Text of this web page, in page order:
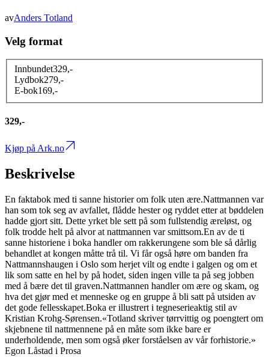
avAnders Totland
Velg format
Innbundet329,-
Lydbok279,-
E-bok169,-
329,-
Kjøp på Ark.no
Beskrivelse
En faktabok med ti sanne historier om folk uten ære.Nattmannen var
han som tok seg av avfallet, flådde hester og ryddet etter at bøddelen
hadde gjort sitt. Dette yrket ble sett på som fullstendig æreløst, og
folk trodde helt på alvor at nattmannen var smittsom.En av de ti
sanne historiene i boka handler om rakkerungene som ble så dårlig
behandlet at kongen måtte trå til. Vi får også høre om banden fra
Nattmannshaugen i Oslo som herjet vilt og endte i galgen og om et
lik som satte en hel by på hodet, siden ingen ville ta på seg jobben
med å bære det til graven.Nattmannen handler om ære og skam, og
hva det gjør med et menneske og en gruppe å bli satt på utsiden av
det gode fellesskapet.Boka er illustrert i tegneserieaktig stil av
Kristian Krohg-Sørensen.«Totland skriver tørrvittig og poengtert om
skjebnene til nattmennene på en måte som ikke bare er
underholdende, men som også øker forståelsen av vår forhistorie.»
Egon Låstad i Prosa